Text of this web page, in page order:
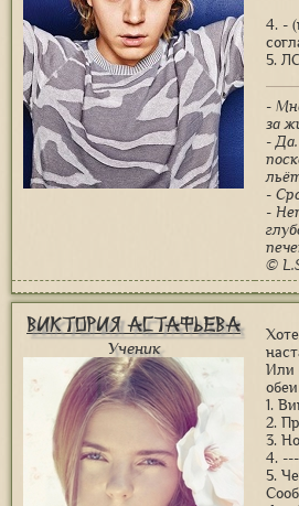
4. -
5.
-
за
-
-
-
©
Виктория Астафьева
Ученик
Или
1.
2.
3.
4. ---
5.